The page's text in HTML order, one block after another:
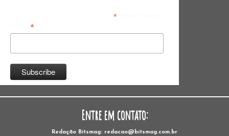
*indicates required
*
Entre em contato:
Redação Bitsmag: redacao@bitsmag.com.br